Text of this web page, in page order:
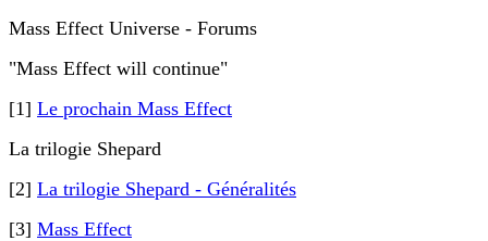
Mass Effect Universe - Forums
"Mass Effect will continue"
[1] Le prochain Mass Effect
La trilogie Shepard
[2] La trilogie Shepard - Généralités
[3] Mass Effect